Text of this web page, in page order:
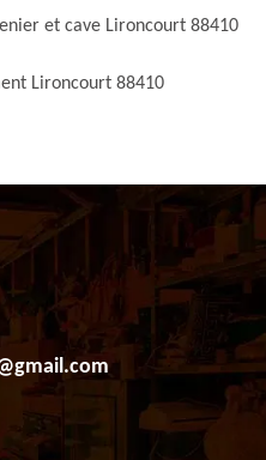
et cave Lironcourt 88410
Lironcourt 88410